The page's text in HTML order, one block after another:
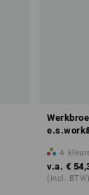
4
v.a. €
(incl.